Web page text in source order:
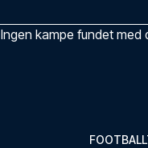
Ingen kampe fundet med